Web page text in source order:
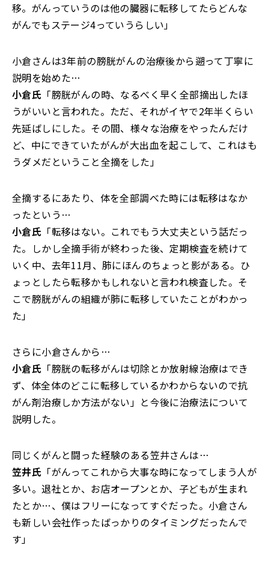
移。がんっていうのは他の臓器に転移してたらどんな
がんでもステージ4っていうらしい」
小倉さんは3年前の膀胱がんの治療後から遡って丁寧に
説明を始めた…
小倉氏 「膀胱がんの時、なるべく早く全部摘出したほ
うがいいと言われた。ただ、それがイヤで2年半くらい
先延ばしにした。その間、様々な治療をやったんだけ
ど、中にできていたがんが大出血を起こして、これはも
うダメだということ全摘をした」
全摘するにあたり、体を全部調べた時には転移はなか
ったという…
小倉氏 「転移はない。これでもう大丈夫という話だっ
た。しかし全摘手術が終わった後、定期検査を続けて
いく中、去年11月、肺にほんのちょっと影がある。ひ
ょっとしたら転移かもしれないと言われ検査した。そ
こで膀胱がんの組織が肺に転移していたことがわかっ
た」
さらに小倉さんから…
小倉氏 「膀胱の転移がんは切除とか放射線治療はでき
ず、体全体のどこに転移しているかわからないので抗
がん剤治療しか方法がない」と今後に治療法について
説明した。
同じくがんと闘った経験のある笠井さんは…
笠井氏 「がんってこれから大事な時になってしまう人が
多い。退社とか、お店オープンとか、子どもが生まれ
たとか…、僕はフリーになってすぐだった。小倉さん
も新しい会社作ったばっかりのタイミングだったんで
す」